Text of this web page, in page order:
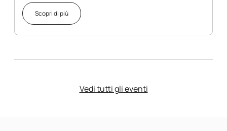
Scopri di più
Vedi tutti gli eventi